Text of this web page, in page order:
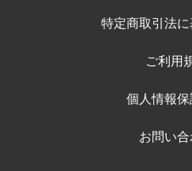
特定商取引法
ご利用
個人情報
お問い